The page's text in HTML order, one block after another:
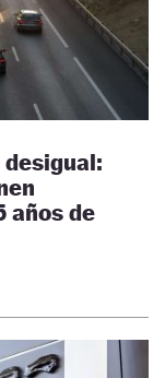
desigual:
años de